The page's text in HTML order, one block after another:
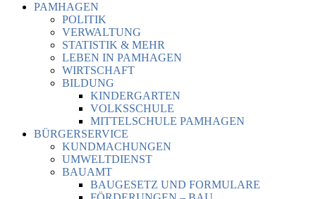
PAMHAGEN
POLITIK
VERWALTUNG
STATISTIK & MEHR
LEBEN IN PAMHAGEN
WIRTSCHAFT
BILDUNG
KINDERGARTEN
VOLKSSCHULE
MITTELSCHULE PAMHAGEN
BÜRGERSERVICE
KUNDMACHUNGEN
UMWELTDIENST
BAUAMT
BAUGESETZ UND FORMULARE